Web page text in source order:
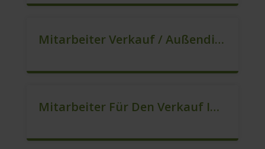
Mitarbeiter Verkauf / Außendienst (m/w/d)
Mitarbeiter Für Den Verkauf In VZ/TZ (m/w/d)